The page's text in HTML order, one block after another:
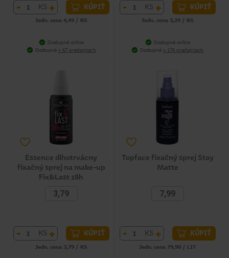
- KS + KÚPIŤ
Jedn. cena 4,49 / KS
Dostupné online
Dostupné v 67 predajniach
- KS + KÚPIŤ
Jedn. cena 3,29 / KS
Dostupné online
Dostupné v 176 predajniach
Essence dlhotrvácny
fixačný sprej na make-up
Fix&Last 18h
3,79
- KS + KÚPIŤ
Jedn. cena 3,79 / KS
Topface fixačný sprej Stay
Matte
7,99
- KS + KÚPIŤ
Jedn. cena 79,90 / LIT